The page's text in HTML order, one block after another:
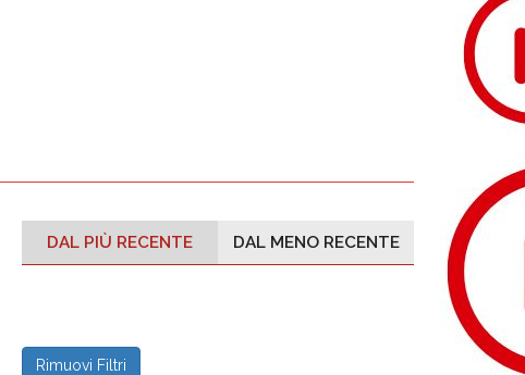
DAL PIÙ RECENTE DAL MENO RECENTE
Rimuovi Filtri